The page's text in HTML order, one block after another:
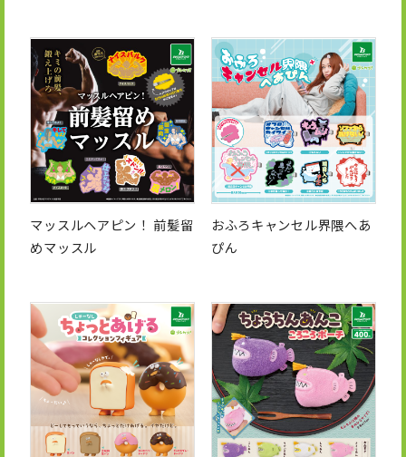
マッスルヘアピン！ 前髪留
めマッスル
おふろキャンセル界隈へあ
ぴん